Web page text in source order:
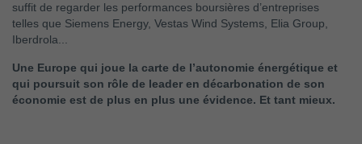
suffit de regarder les performances boursières d’entreprises
telles que Siemens Energy, Vestas Wind Systems, Elia Group,
Iberdrola...
Une Europe qui joue la carte de l’autonomie énergétique et
qui poursuit son rôle de leader en décarbonation de son
économie est de plus en plus une évidence. Et tant mieux.